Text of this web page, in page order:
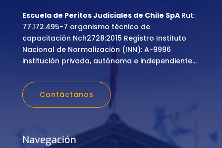
Escuela de Peritos Judiciales de Chile SpA Rut:
77.172.495-7 organismo técnico de
capacitación Nch2728:2015 Registro Instituto
Nacional de Normalización (INN): A-9996
institución privada, autónoma e independiente…
Contáctanos
Navegación